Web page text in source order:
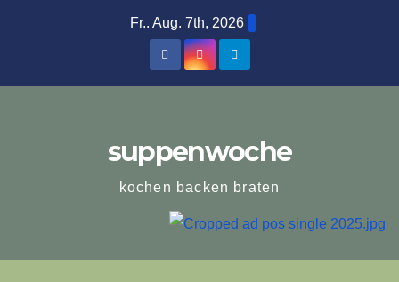
Fr.. Aug. 7th, 2026
suppenwoche
kochen backen braten